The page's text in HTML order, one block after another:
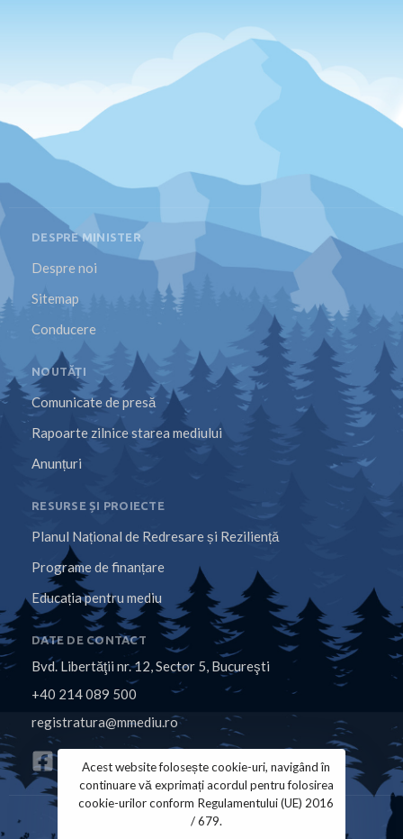
DESPRE MINISTER
Despre noi
Sitemap
Conducere
NOUTĂȚI
Comunicate de presă
Rapoarte zilnice starea mediului
Anunțuri
RESURSE ȘI PROIECTE
Planul Național de Redresare și Reziliență
Programe de finanțare
Educația pentru mediu
DATE DE CONTACT
Bvd. Libertăţii nr. 12, Sector 5, Bucureşti
+40 214 089 500
registratura@mmediu.ro
Acest website folosește cookie-uri, navigând în
continuare vă exprimați acordul pentru folosirea
cookie-urilor conform Regulamentului (UE) 2016
/ 679.